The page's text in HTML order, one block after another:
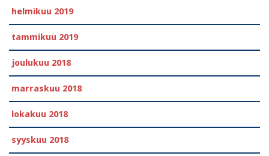
helmikuu 2019
tammikuu 2019
joulukuu 2018
marraskuu 2018
lokakuu 2018
syyskuu 2018